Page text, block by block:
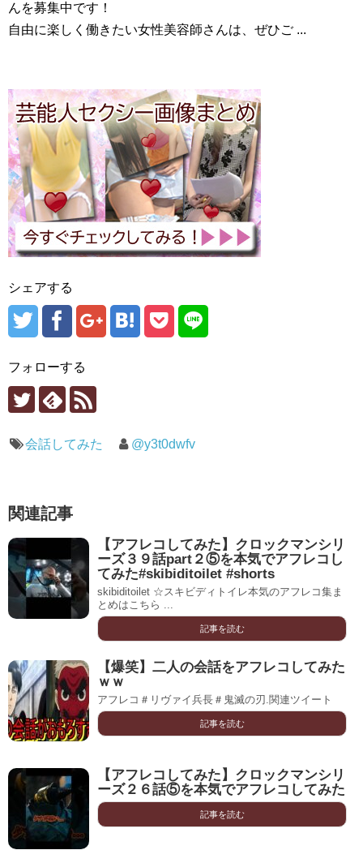
んを募集中です！
自由に楽しく働きたい女性美容師さんは、ぜひご ...
シェアする
フォローする
会話してみた @y3t0dwfv
関連記事
【アフレコしてみた】クロックマンシリ
ーズ３９話part２⑤を本気でアフレコし
てみた#skibiditoilet #shorts
skibiditoilet ☆スキビディトイレ本気のアフレコ集ま
とめはこちら ...
記事を読む
【爆笑】二人の会話をアフレコしてみた
ｗｗ
アフレコ＃リヴァイ兵長＃鬼滅の刃.関連ツイート
記事を読む
【アフレコしてみた】クロックマンシリ
ーズ２６話⑤を本気でアフレコしてみた
記事を読む